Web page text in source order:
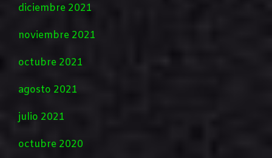
diciembre 2021
noviembre 2021
octubre 2021
agosto 2021
julio 2021
octubre 2020